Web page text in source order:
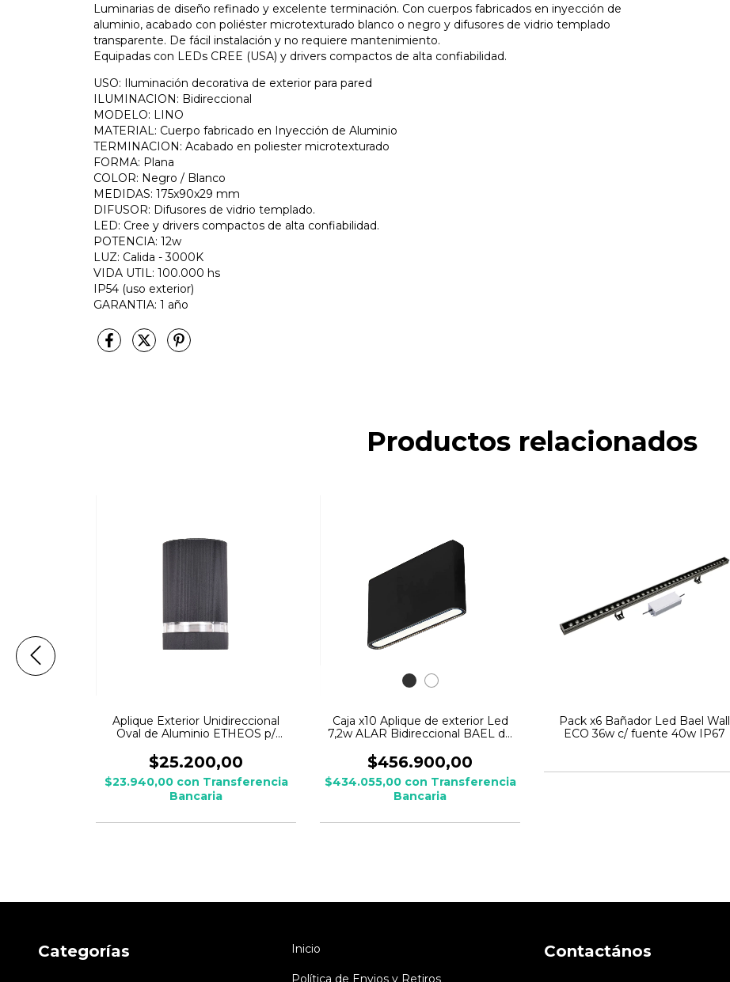
Luminarias de diseño refinado y excelente terminación. Con cuerpos fabricados en inyección de
aluminio, acabado con poliéster microtexturado blanco o negro y difusores de vidrio templado
transparente. De fácil instalación y no requiere mantenimiento.
Equipadas con LEDs CREE (USA) y drivers compactos de alta confiabilidad.
USO: Iluminación decorativa de exterior para pared
ILUMINACION: Bidireccional
MODELO: LINO
MATERIAL: Cuerpo fabricado en Inyección de Aluminio
TERMINACION: Acabado en poliester microtexturado
FORMA: Plana
COLOR: Negro / Blanco
MEDIDAS: 175x90x29 mm
DIFUSOR: Difusores de vidrio templado.
LED: Cree y drivers compactos de alta confiabilidad.
POTENCIA: 12w
LUZ: Calida - 3000K
VIDA UTIL: 100.000 hs
IP54 (uso exterior)
GARANTIA: 1 año
Productos relacionados
Aplique Exterior Unidireccional
Oval de Aluminio ETHEOS p/
$25.200,00
$23.940,00 con Transferencia
Bancaria
Caja x10 Aplique de exterior Led
7,2w ALAR Bidireccional BAEL de
$456.900,00
$434.055,00 con Transferencia
Bancaria
Pack x6 Bañador Led Bael Wall
ECO 36w c/ fuente 40w IP67
Categorías Inicio
Política de Envios y Retiros
Contactános